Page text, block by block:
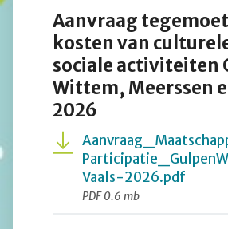
Aanvraag
kosten van
sociale activiteiten
Wittem, Meerssen
2026
Vaals-2026.pdf
PDF 0.6 mb